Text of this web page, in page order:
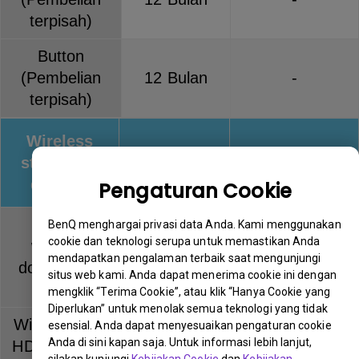
Pengaturan Cookie
BenQ menghargai privasi data Anda. Kami menggunakan
cookie dan teknologi serupa untuk memastikan Anda
mendapatkan pengalaman terbaik saat mengunjungi
situs web kami. Anda dapat menerima cookie ini dengan
mengklik “Terima Cookie”, atau klik “Hanya Cookie yang
Diperlukan” untuk menolak semua teknologi yang tidak
esensial. Anda dapat menyesuaikan pengaturan cookie
Anda di sini kapan saja. Untuk informasi lebih lanjut,
terpisah)
Button
(Pembelian
terpisah)
12 Bulan -
Wireless
streaming
devices
QCast
wireless
dongle (QP
series)
12 Bulan -
Wireless Full
HD Kit (WDP
12 Bulan -